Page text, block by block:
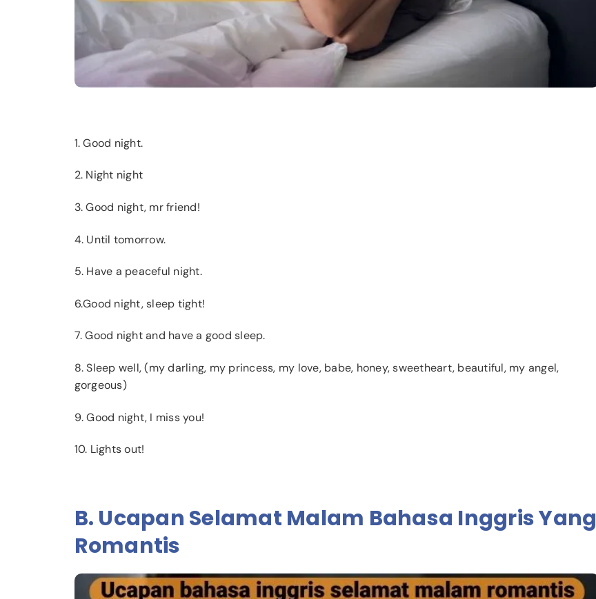
1. Good night.
2. Night night
3. Good night, mr friend!
4. Until tomorrow.
5. Have a peaceful night.
6.Good night, sleep tight!
7. Good night and have a good sleep.
8. Sleep well, (my darling, my princess, my love, babe, honey, sweetheart, beautiful, my angel,
gorgeous)
9. Good night, I miss you!
10. Lights out!
B. Ucapan Selamat Malam Bahasa Inggris Yang
Romantis